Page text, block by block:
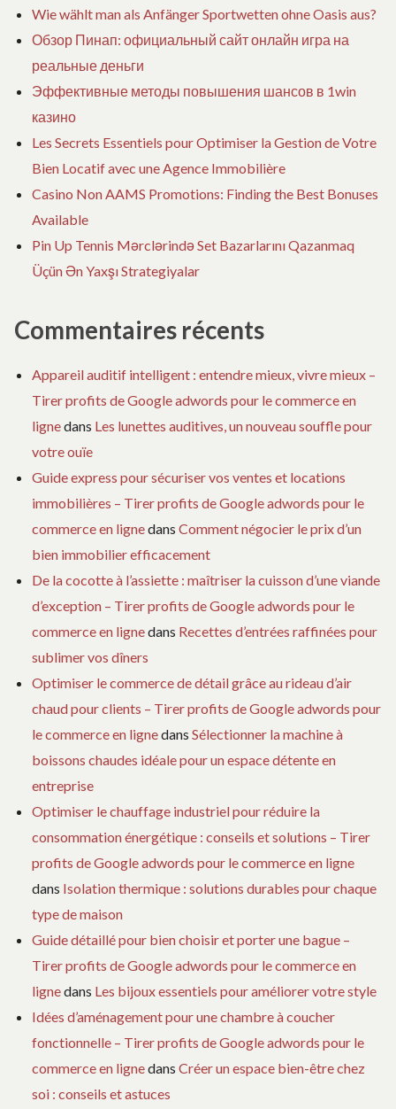
Wie wählt man als Anfänger Sportwetten ohne Oasis aus?
Обзор Пинап: официальный сайт онлайн игра на
реальные деньги
Эффективные методы повышения шансов в 1win
казино
Les Secrets Essentiels pour Optimiser la Gestion de Votre
Bien Locatif avec une Agence Immobilière
Casino Non AAMS Promotions: Finding the Best Bonuses
Available
Pin Up Tennis Mərclərində Set Bazarlarını Qazanmaq
Üçün Ən Yaxşı Strategiyalar
Commentaires récents
Appareil auditif intelligent : entendre mieux, vivre mieux –
Tirer profits de Google adwords pour le commerce en
lignedans Les lunettes auditives, un nouveau souffle pour
votre ouïe
Guide express pour sécuriser vos ventes et locations
immobilières – Tirer profits de Google adwords pour le
commerce en lignedans Comment négocier le prix d’un
bien immobilier efficacement
De la cocotte à l’assiette : maîtriser la cuisson d’une viande
d’exception – Tirer profits de Google adwords pour le
commerce en lignedans Recettes d’entrées raffinées pour
sublimer vos dîners
Optimiser le commerce de détail grâce au rideau d’air
chaud pour clients – Tirer profits de Google adwords pour
le commerce en lignedans Sélectionner la machine à
boissons chaudes idéale pour un espace détente en
entreprise
Optimiser le chauffage industriel pour réduire la
consommation énergétique : conseils et solutions – Tirer
profits de Google adwords pour le commerce en ligne
dans Isolation thermique : solutions durables pour chaque
type de maison
Guide détaillé pour bien choisir et porter une bague –
Tirer profits de Google adwords pour le commerce en
lignedans Les bijoux essentiels pour améliorer votre style
Idées d’aménagement pour une chambre à coucher
fonctionnelle – Tirer profits de Google adwords pour le
commerce en lignedans Créer un espace bien-être chez
soi : conseils et astuces